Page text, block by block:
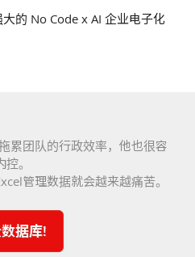
大的 No Code x AI 企业电子化
累团队的行政效率，他也很容
。
管理数据就会越来越痛苦。
据库!